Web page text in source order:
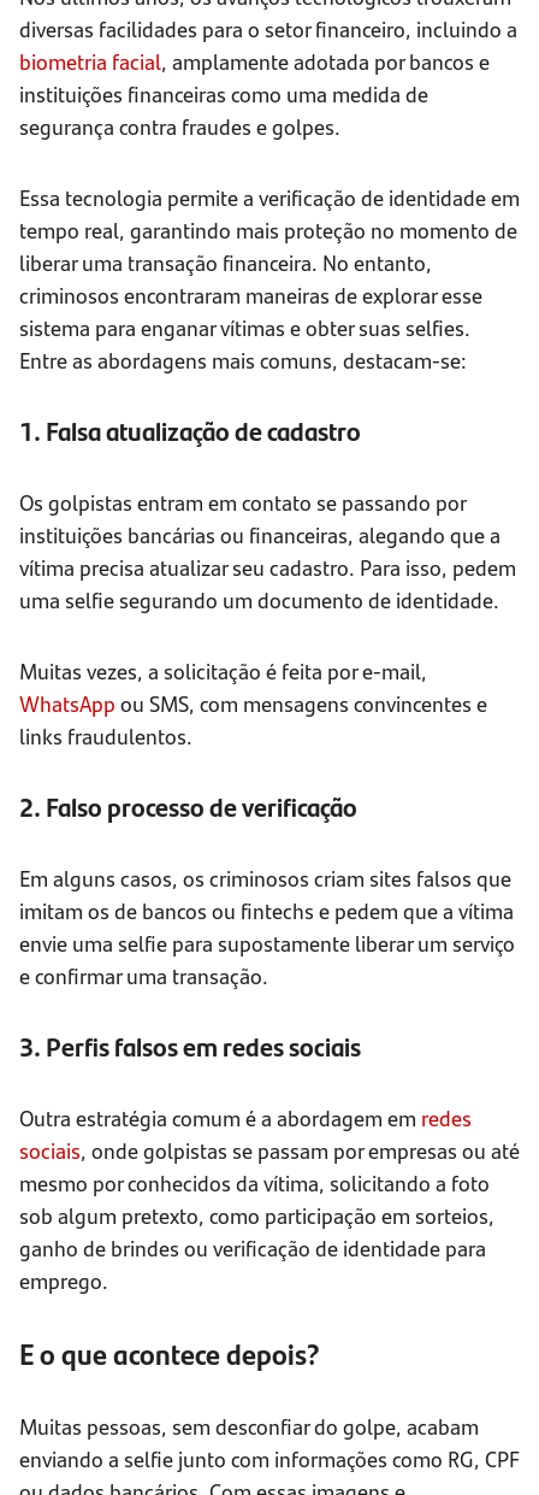
diversas facilidades para o setor financeiro, incluindo a
biometria facial, amplamente adotada por bancos e
instituições financeiras como uma medida de
segurança contra fraudes e golpes.
Essa tecnologia permite a verificação de identidade em
tempo real, garantindo mais proteção no momento de
liberar uma transação financeira. No entanto,
criminosos encontraram maneiras de explorar esse
sistema para enganar vítimas e obter suas selfies.
Entre as abordagens mais comuns, destacam-se:
1. Falsa atualização de cadastro
Os golpistas entram em contato se passando por
instituições bancárias ou financeiras, alegando que a
vítima precisa atualizar seu cadastro. Para isso, pedem
uma selfie segurando um documento de identidade.
Muitas vezes, a solicitação é feita por e-mail,
WhatsApp ou SMS, com mensagens convincentes e
links fraudulentos.
2. Falso processo de verificação
Em alguns casos, os criminosos criam sites falsos que
imitam os de bancos ou fintechs e pedem que a vítima
envie uma selfie para supostamente liberar um serviço
e confirmar uma transação.
3. Perfis falsos em redes sociais
Outra estratégia comum é a abordagem em redes
sociais, onde golpistas se passam por empresas ou até
mesmo por conhecidos da vítima, solicitando a foto
sob algum pretexto, como participação em sorteios,
ganho de brindes ou verificação de identidade para
emprego.
E o que acontece depois?
Muitas pessoas, sem desconfiar do golpe, acabam
enviando a selfie junto com informações como RG, CPF